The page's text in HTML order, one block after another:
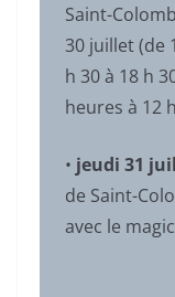
Saint-
30 juillet (de
h 30 à 18 h
heures à 12
• jeudi 31
de Saint-
avec le